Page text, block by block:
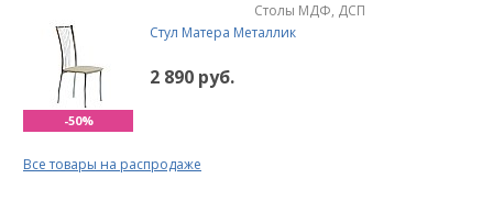
-50%
Столы МДФ, ДСП
Стул Матера Металлик
2 890 руб.
Все товары на распродаже